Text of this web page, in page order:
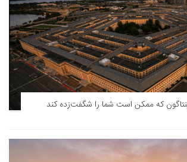
که ممکن است شما را شگفت‌زده کند